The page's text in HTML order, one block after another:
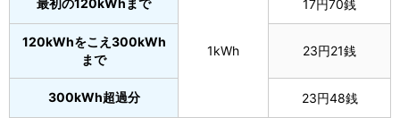
1kWh
17円70銭
120kWhをこえ300kWh
まで
23円21銭
300kWh超過分 23円48銭